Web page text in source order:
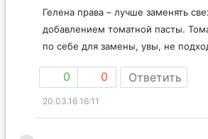
Гелена права – лучше заменять
добавлением томатной пасты.
по себе для замены, увы, не
0 0 Ответить
20.03.16 16:11